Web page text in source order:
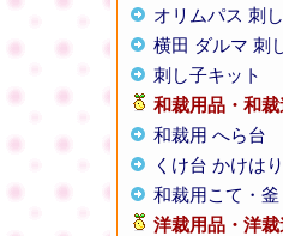
オリムパス 刺
横田 ダルマ 刺
刺し子キット
和裁用品・和
和裁用 へら台
くけ台 かけはり
和裁用こて・釜
洋裁用品・洋